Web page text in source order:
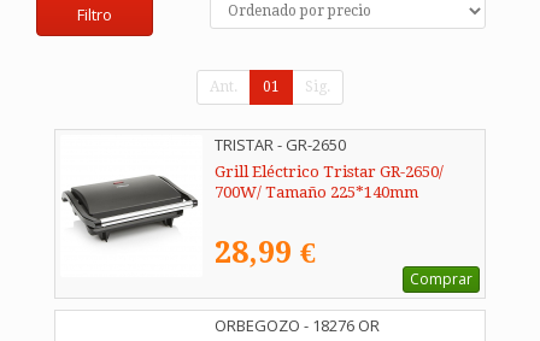
Filtro
Ant. 01 Sig.
TRISTAR - GR-2650
Grill Eléctrico Tristar GR-2650/
700W/ Tamaño 225*140mm
28,99 €
Comprar
ORBEGOZO - 18276 OR